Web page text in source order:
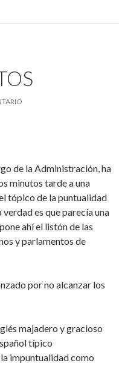
de la Administración, ha
minutos tarde a una
tópico de la puntualidad
es que parecía una
ahí el listón de las
y parlamentos de
por no alcanzar los
majadero y gracioso
típico
impuntualidad como